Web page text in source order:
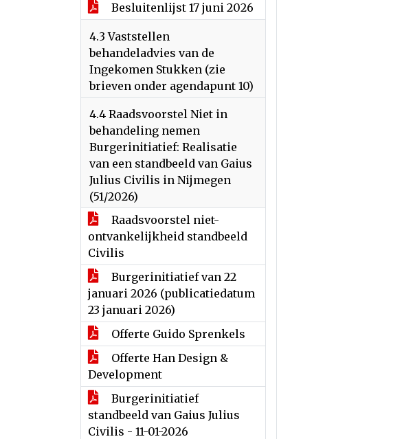
Besluitenlijst 17 juni 2026
4.3 Vaststellen
behandeladvies van de
Ingekomen Stukken (zie
brieven onder agendapunt 10)
4.4 Raadsvoorstel Niet in
behandeling nemen
Burgerinitiatief: Realisatie
van een standbeeld van Gaius
Julius Civilis in Nijmegen
(51/2026)
Raadsvoorstel niet-
ontvankelijkheid standbeeld
Civilis
Burgerinitiatief van 22
januari 2026 (publicatiedatum
23 januari 2026)
Offerte Guido Sprenkels
Offerte Han Design &
Development
Burgerinitiatief
standbeeld van Gaius Julius
Civilis - 11-01-2026